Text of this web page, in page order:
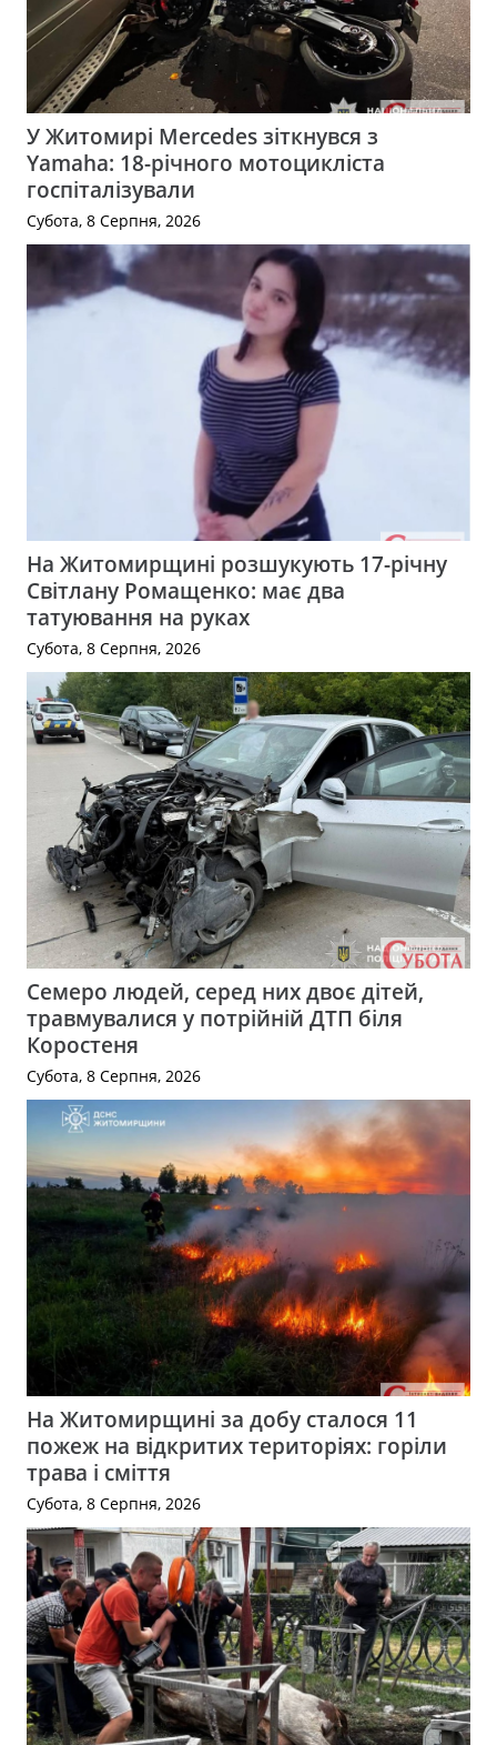
У Житомирі Mercedes зіткнувся з
Yamaha: 18-річного мотоцикліста
госпіталізували
Субота, 8 Серпня, 2026
На Житомирщині розшукують 17-річну
Світлану Ромащенко: має два
татуювання на руках
Субота, 8 Серпня, 2026
Семеро людей, серед них двоє дітей,
травмувалися у потрійній ДТП біля
Коростеня
Субота, 8 Серпня, 2026
На Житомирщині за добу сталося 11
пожеж на відкритих територіях: горіли
трава і сміття
Субота, 8 Серпня, 2026